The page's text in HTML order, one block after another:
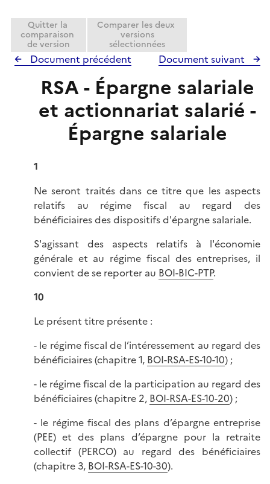
Quitter la
comparaison
de version
Comparer les deux
versions
sélectionnées
Document précédent Document suivant
RSA - Épargne salariale
et actionnariat salarié -
Épargne salariale
1
Ne seront traités dans ce titre que les aspects
relatifs au régime fiscal au regard des
bénéficiaires des dispositifs d'épargne salariale.
S'agissant des aspects relatifs à l'économie
générale et au régime fiscal des entreprises, il
convient de se reporter au BOI-BIC-PTP.
10
Le présent titre présente :
- le régime fiscal de l’intéressement au regard des
bénéficiaires (chapitre 1, BOI-RSA-ES-10-10) ;
- le régime fiscal de la participation au regard des
bénéficiaires (chapitre 2, BOI-RSA-ES-10-20) ;
- le régime fiscal des plans d’épargne entreprise
(PEE) et des plans d’épargne pour la retraite
collectif (PERCO) au regard des bénéficiaires
(chapitre 3, BOI-RSA-ES-10-30).